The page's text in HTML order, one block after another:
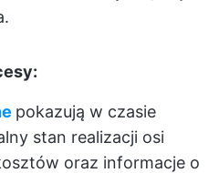
pokazują w czasie
stan realizacji osi
oraz informacje o